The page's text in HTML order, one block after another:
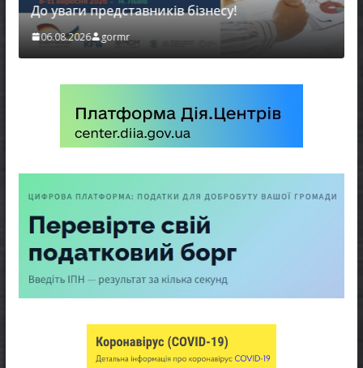
До уваги представників бізнесу!
06.08.2026 gormr